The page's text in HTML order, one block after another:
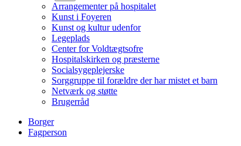
Arrangementer på hospitalet
Kunst i Foyeren
Kunst og kultur udenfor
Legeplads
Center for Voldtægtsofre
Hospitalskirken og præsterne
Socialsygeplejerske
Sorggruppe til forældre der har mistet et barn
Netværk og støtte
Brugerråd
Borger
Fagperson